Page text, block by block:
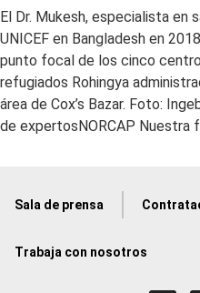
El Dr. Mukesh, especialista en
UNICEF en Bangladesh en
punto focal de los cinco
refugiados Rohingya
área de Cox’s Bazar. Foto:
de expertosNORCAP Nuestra
Sala de prensa
Trabaja con nosotros